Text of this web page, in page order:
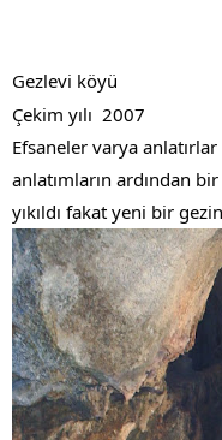
Gezlevi köyü
Çekim yılı  2007
Efsaneler varya
anlatımların ardından
yıkıldı fakat yeni bir